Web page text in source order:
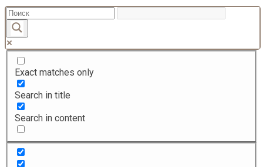
Перейти
к
содержанию
Exact matches only
Search in title
Search in content